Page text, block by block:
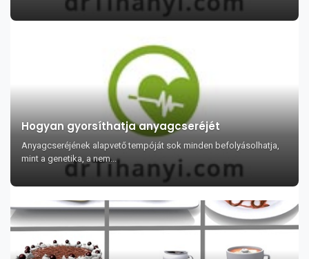
Hogyan gyorsíthatja anyagcseréjét
Anyagcseréjének alapvető tempóját sok minden befolyásolhatja,
mint a genetika, a nem...